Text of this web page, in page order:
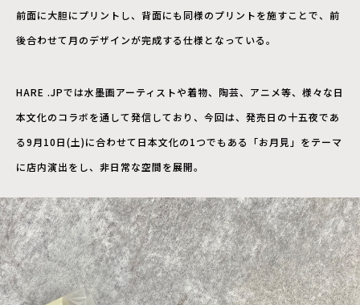
前面に大胆にプリントし、背面にも同様のプリントを施すことで、前
後合わせて月のデザインが完成する仕様となっている。
HARE .JPでは水墨画アーティストや着物、陶芸、アニメ等、様々な日
本文化のコラボを通して発信しており、今回は、発売日の十五夜であ
る9月10日(土)に合わせて日本文化の1つでもある「お月見」をテーマ
に店内演出をし、非日常な空間を展開。